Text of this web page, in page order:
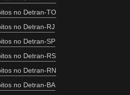
no Detran-TO
no Detran-RJ
no Detran-SP
no Detran-RS
no Detran-RN
no Detran-BA